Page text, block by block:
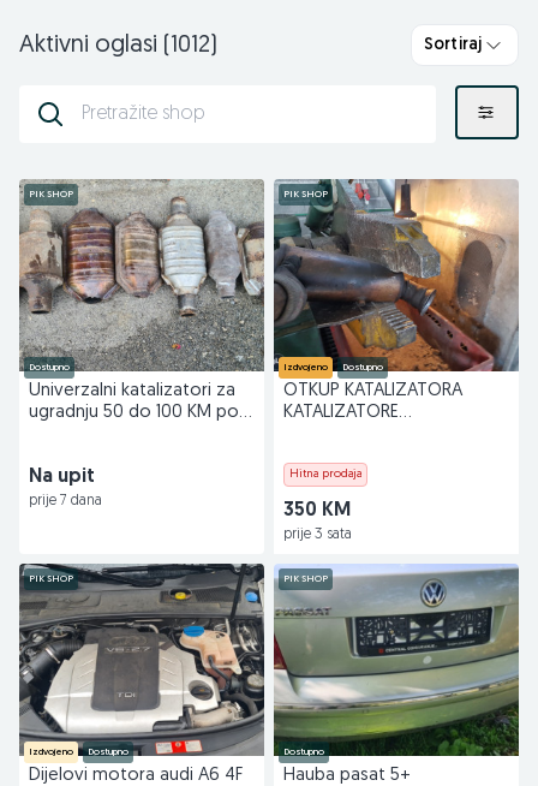
Aktivni oglasi (1012) Sortiraj
PIK SHOP
Dostupno
Univerzalni katalizatori za
ugradnju 50 do 100 KM po
Na upit
prije 7 dana
PIK SHOP
Izdvojeno Dostupno
OTKUP KATALIZATORA
KATALIZATORE
Hitna prodaja
350 KM
prije 3 sata
PIK SHOP
Izdvojeno Dostupno
Dijelovi motora audi A6 4F
PIK SHOP
Dostupno
Hauba pasat 5+